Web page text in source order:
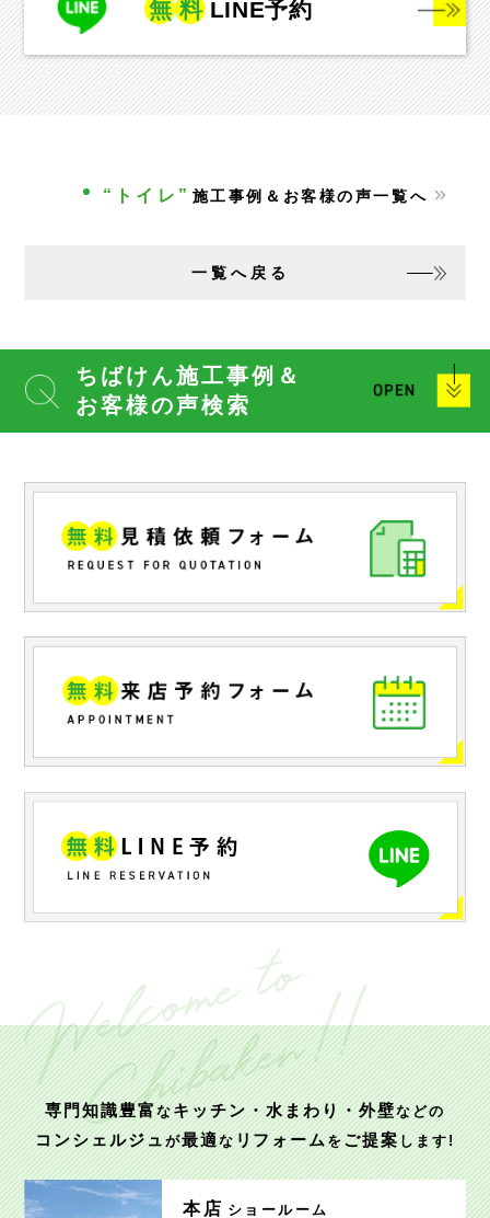
無 料 LINE予約
“トイレ” 施工事例＆お客様の声一覧へ
一覧へ戻る
ちばけん施工事例＆
お客様の声検索
専門知識豊富なキッチン・水まわり・外壁などの
コンシェルジュが最適なリフォームをご提案します!
本店 ショールーム